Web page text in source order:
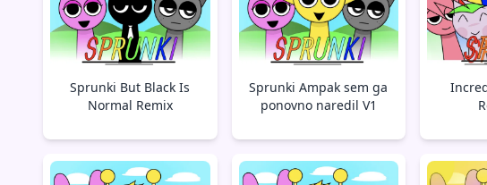
Sprunki But Black Is
Normal Remix
Sprunki Ampak sem ga
ponovno naredil V1